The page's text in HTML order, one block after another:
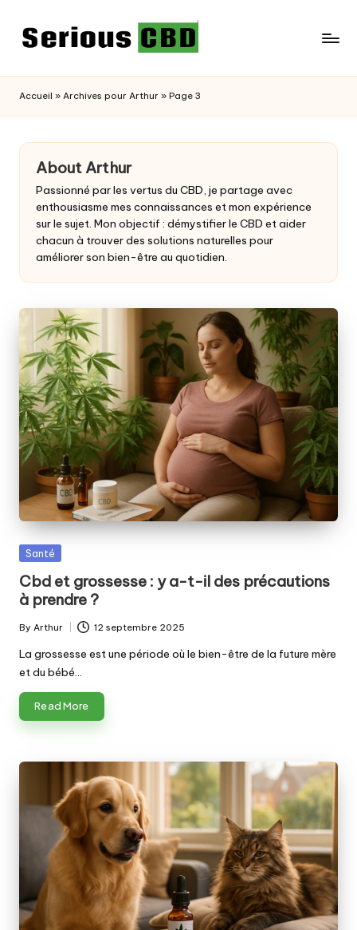
Accueil » Archives pour Arthur » Page 3
About Arthur
Passionné par les vertus du CBD, je partage avec
enthousiasme mes connaissances et mon expérience
sur le sujet. Mon objectif : démystifier le CBD et aider
chacun à trouver des solutions naturelles pour
améliorer son bien-être au quotidien.
Posted
Santé
Cbd et grossesse : y a-t-il des précautions
à prendre ?
Posted
by
By Arthur 12 septembre 2025
La grossesse est une période où le bien-être de la future mère
et du bébé…
Read More